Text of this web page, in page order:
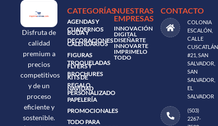
Disfruta de
calidad
premium a
precios
competitivos
y de un
proceso
eficiente y
sostenible.
CATEGORÍAS
AGENDAS Y
CUADERNOS
BODA Y
DECORACIONES
CALENDARIOS
FIGURAS
TROQUELADAS
FLYERS Y
BROCHURES
KITS DE
REGALO
PERSONALIZADO
NAVIDAD
PAPELERÍA
PROMOCIONALES
TODO PARA
NUESTRAS
EMPRESAS
INNOVACIÓN
DIGITAL
DISEÑARTE
INNOVARTE
IMPRIMELO
TODO
CONTACTO
COLONIA
ESCALÓN,
CALLE
CUSCATLÁN
#21, SAN
SALVADOR,
SAN
SALVADOR,
EL
SALVADOR
(503)
2267-